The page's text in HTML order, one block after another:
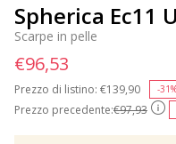
Spherica Ec11
Scarpe in pelle
Prezzo precedente:€97,93
Prezzo di listino: Price reduced
€139,90 -
€96,53